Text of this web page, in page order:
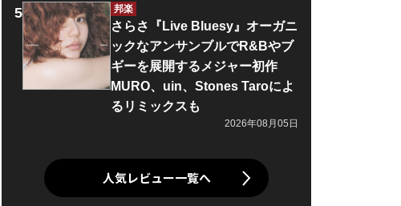
邦楽
さらさ『Live Bluesy』オーガニ
ックなアンサンブルでR&Bやブ
ギーを展開するメジャー初作
MURO、uin、Stones Taroによ
るリミックスも
2026年08月05日
人気レビュー一覧へ